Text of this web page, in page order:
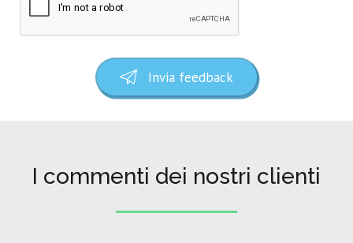
Invia feedback
I commenti dei nostri clienti